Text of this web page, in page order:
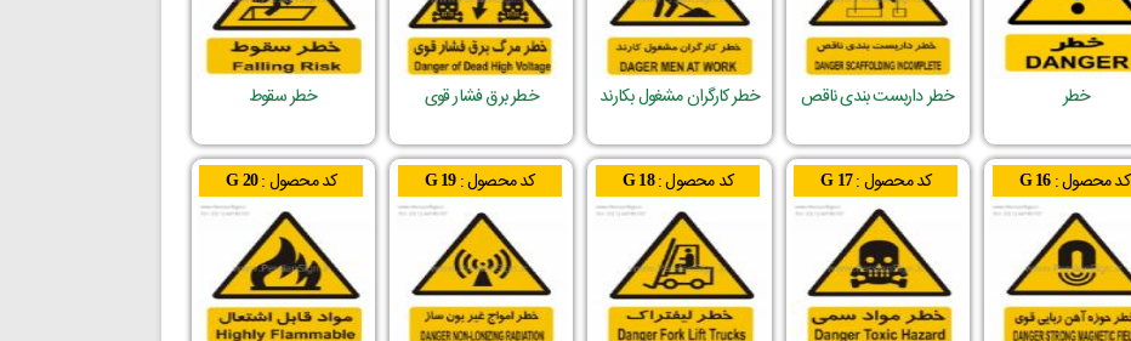
خطر خطر داربست بندی ناقص خطر کارگران مشغول بکارند خطر برق فشار قوی خطر سقوط
کد محصول :G 16 کد محصول :G 17 کد محصول :G 18 کد محصول :G 19 کد محصول :G 20